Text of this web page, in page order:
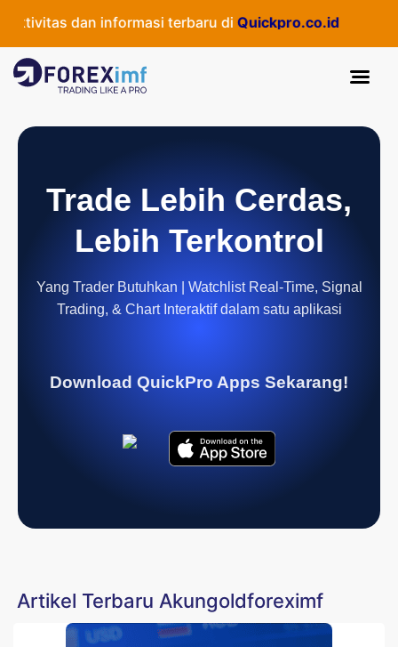
dan informasi terbaru diQuickpro.co.id
Trade Lebih Cerdas,
Lebih Terkontrol
Yang Trader Butuhkan | Watchlist Real-Time, Signal
Trading, & Chart Interaktif dalam satu aplikasi
Download QuickPro Apps Sekarang!
Artikel Terbaru Akungoldforeximf